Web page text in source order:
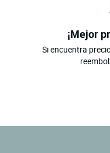
¡Mejor
Si encuentra